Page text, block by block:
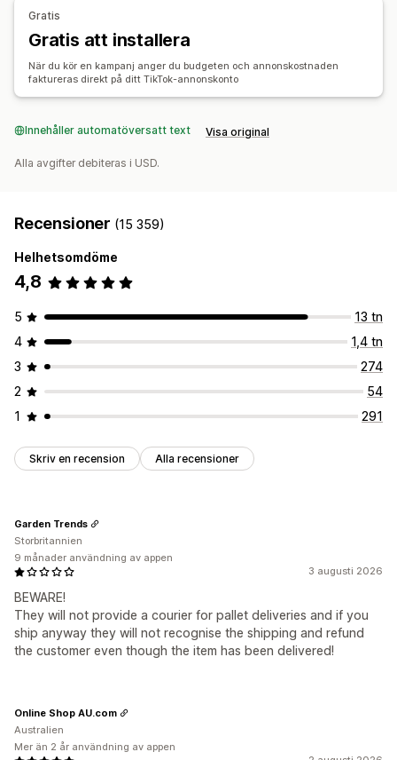
Webbplats
Influerare och affiliates
Prestandaanalys
A/B-testning
Spårning av prestanda
Konverteringsspårning Kostnad per förvärv
Instrumentpaneler
Antal visningar
Gratis
Gratis att installera
När du kör en kampanj anger du budgeten och annonskostnaden
faktureras direkt på ditt TikTok-annonskonto
Innehåller automatöversatt text Visa original
Alla avgifter debiteras i USD.
Recensioner (15 359)
Helhetsomdöme
4,8
5
13 tn
4
1,4 tn
3
274
2
54
1
291
Skriv en recension Alla recensioner
3 augusti 2026
BEWARE!
They will not provide a courier for pallet deliveries and if you
ship anyway they will not recognise the shipping and refund
the customer even though the item has been delivered!
Garden Trends
Storbritannien
9 månader användning av appen
Online Shop AU.com
Australien
Mer än 2 år användning av appen